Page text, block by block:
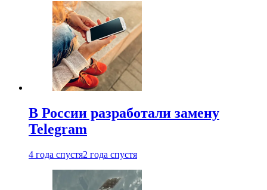
В России разработали замену
Telegram
4 года спустя2 года спустя